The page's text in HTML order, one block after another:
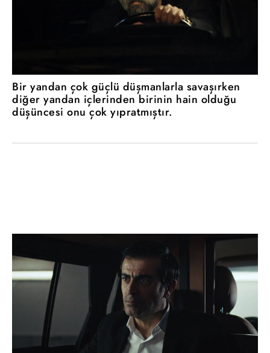
Bir yandan çok güçlü düşmanlarla savaşırken
diğer yandan içlerinden birinin hain olduğu
düşüncesi onu çok yıpratmıştır.